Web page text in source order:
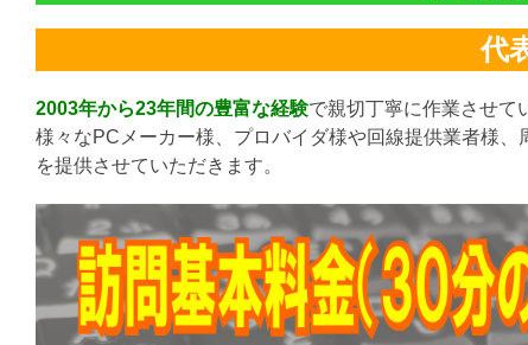
代
2003年から23年間の豊富な経験で親切丁寧に作業させて
様々なPCメーカー様、プロバイダ様や回線提供業者様
を提供させていただきます。